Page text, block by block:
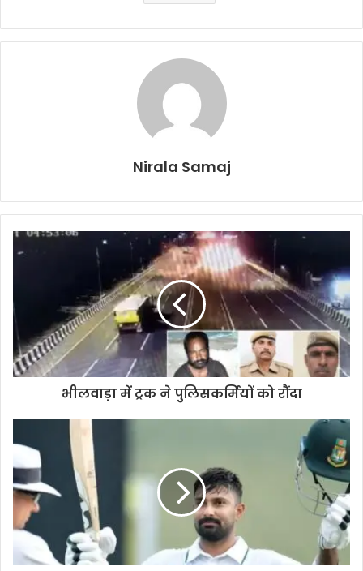
Nirala Samaj
भीलवाड़ा में ट्रक ने पुलिसकर्मियों को रौंदा